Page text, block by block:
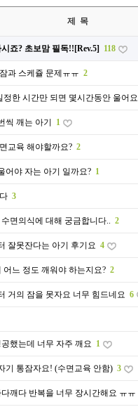
제 목
죠? 초보맘 필독!![Rev.5] 118
과 스케쥴 문제ㅠㅠ 2
정한 시간만 되면 몇시간동안 울어요
씩 깨는 아기 1
교육 해야할까요? 2
어야 자는 아기 일까요? 1
3
면의식에 대해 궁금합니다.. 2
잘못잔다는 아기 후기요 4
어느 정도 깨워야 하는지요? 2
거의 잠을 못자요 너무 힘드네요 6
했는데 너무 자주 깨요 1
기 통잠자요! (수면교육 안함) 3
깨다 반복을 너무 장시간해요 ㅠㅠ